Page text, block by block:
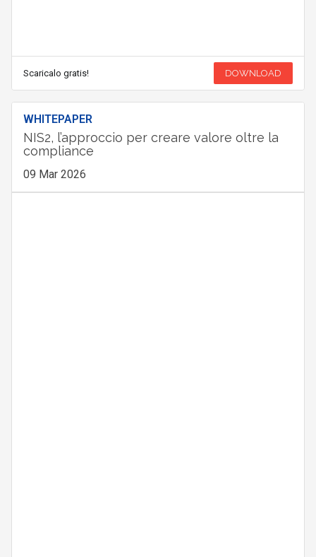
Scaricalo gratis! DOWNLOAD
WHITEPAPER
NIS2, l’approccio per creare valore oltre la
compliance
09 Mar 2026